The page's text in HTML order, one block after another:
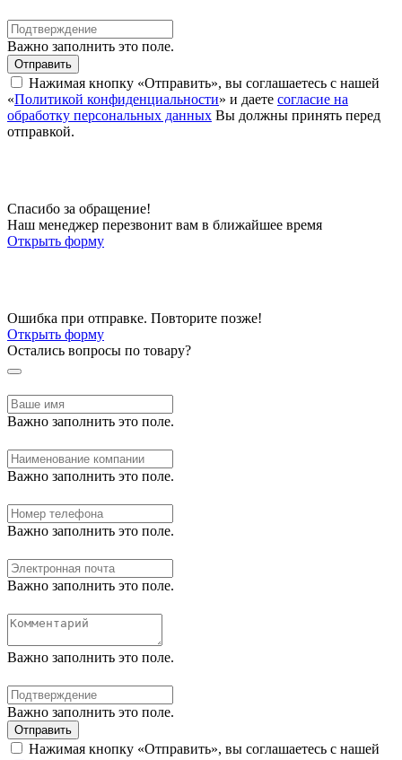
Важно заполнить это поле.
Отправить
Нажимая кнопку «Отправить», вы соглашаетесь с нашей
«Политикой конфиденциальности» и даете согласие на
обработку персональных данных Вы должны принять перед
отправкой.
Спасибо за обращение!
Наш менеджер перезвонит вам в ближайшее время
Открыть форму
Ошибка при отправке. Повторите позже!
Открыть форму
Остались вопросы по товару?
Важно заполнить это поле.
Важно заполнить это поле.
Важно заполнить это поле.
Важно заполнить это поле.
Важно заполнить это поле.
Важно заполнить это поле.
Отправить
Нажимая кнопку «Отправить», вы соглашаетесь с нашей